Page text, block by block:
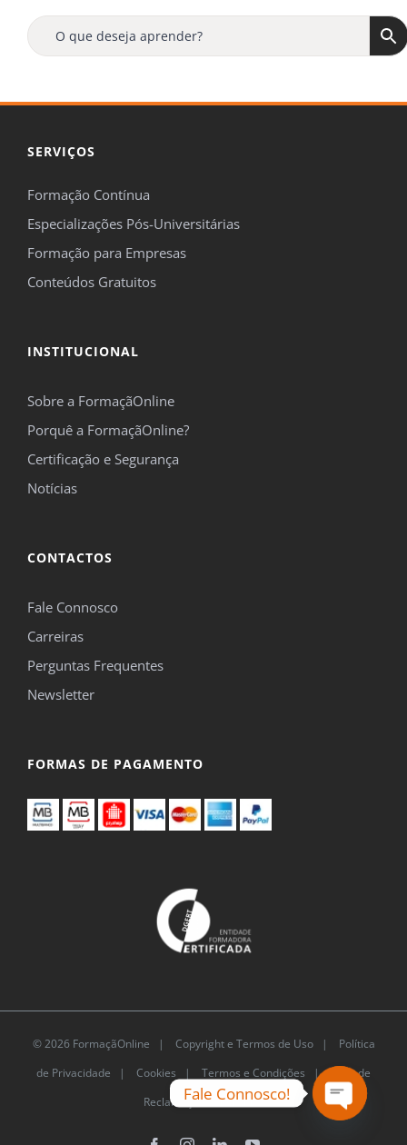
SERVIÇOS
Formação Contínua
Especializações Pós-Universitárias
Formação para Empresas
Conteúdos Gratuitos
INSTITUCIONAL
Sobre a FormaçãOnline
Porquê a FormaçãOnline?
Certificação e Segurança
Notícias
CONTACTOS
Fale Connosco
Carreiras
Perguntas Frequentes
Newsletter
FORMAS DE PAGAMENTO
© 2026 FormaçãOnline | Copyright e Termos de Uso|
Política
de Privacidade | Cookies | Termos e Condições |Livro de
Reclamações Eletrónico
Fale Connosco!